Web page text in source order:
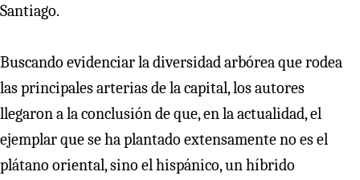
Santiago.
Buscando evidenciar la diversidad arbórea que rodea
las principales arterias de la capital, los autores
llegaron a la conclusión de que, en la actualidad, el
ejemplar que se ha plantado extensamente no es el
plátano oriental, sino el hispánico, un híbrido